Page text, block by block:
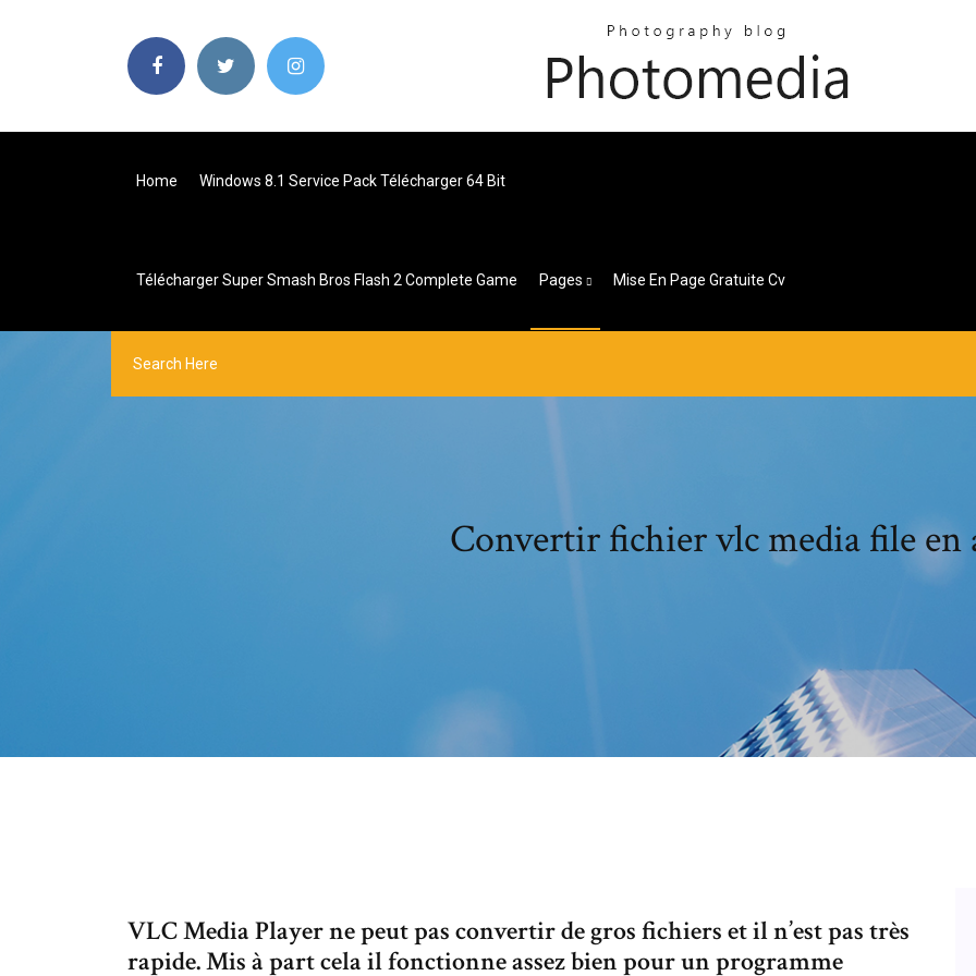
Home Windows 8.1 Service Pack Télécharger 64 Bit
Télécharger Super Smash Bros Flash 2 Complete Game Pages Mise En Page Gratuite Cv
Convertir fichier vlc media file en
VLC Media Player ne peut pas convertir de gros fichiers et il n’est pas très
rapide. Mis à part cela il fonctionne assez bien pour un programme